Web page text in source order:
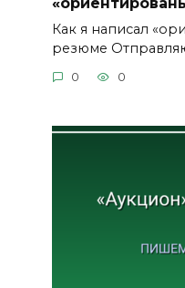
Как я написал
резюме
0 0